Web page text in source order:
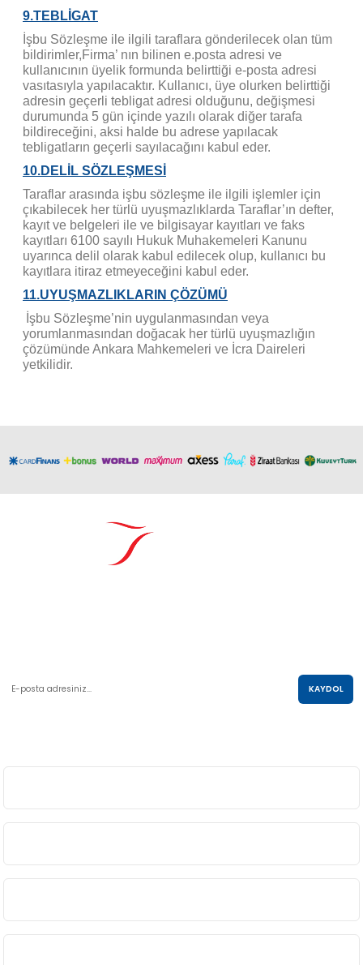
9.TEBLİGAT
İşbu Sözleşme ile ilgili taraflara gönderilecek olan tüm
bildirimler,Firma’ nın bilinen e.posta adresi ve
kullanıcının üyelik formunda belirttiği e-posta adresi
vasıtasıyla yapılacaktır. Kullanıcı, üye olurken belirttiği
adresin geçerli tebligat adresi olduğunu, değişmesi
durumunda 5 gün içinde yazılı olarak diğer tarafa
bildireceğini, aksi halde bu adrese yapılacak
tebligatların geçerli sayılacağını kabul eder.
10.DELİL SÖZLEŞMESİ
Taraflar arasında işbu sözleşme ile ilgili işlemler için
çıkabilecek her türlü uyuşmazlıklarda Taraflar’ın defter,
kayıt ve belgeleri ile ve bilgisayar kayıtları ve faks
kayıtları 6100 sayılı Hukuk Muhakemeleri Kanunu
uyarınca delil olarak kabul edilecek olup, kullanıcı bu
kayıtlara itiraz etmeyeceğini kabul eder.
11.UYUŞMAZLIKLARIN ÇÖZÜMÜ
İşbu Sözleşme’nin uygulanmasından veya
yorumlanmasından doğacak her türlü uyuşmazlığın
çözümünde Ankara Mahkemeleri ve İcra Daireleri
yetkilidir.
KAYDOL